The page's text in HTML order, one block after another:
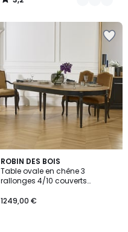
/
ROBIN DES BOIS
Table ovale en chêne 3
rallonges 4/10 couverts
1249,00 €